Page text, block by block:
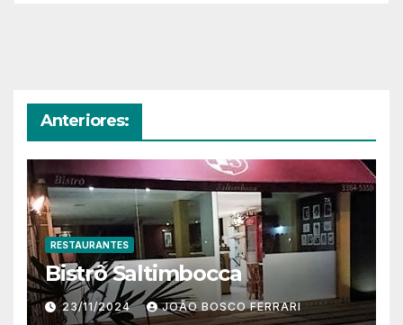
Anteriores:
RESTAURANTES
Bistrô Saltimbocca
23/11/2024 JOÃO BOSCO FERRARI